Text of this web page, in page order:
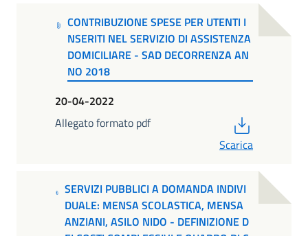
CONTRIBUZIONE SPESE PER UTENTI I
NSERITI NEL SERVIZIO DI ASSISTENZA
DOMICILIARE - SAD DECORRENZA AN
NO 2018
20-04-2022
Allegato formato pdf
Scarica
SERVIZI PUBBLICI A DOMANDA INDIVI
DUALE: MENSA SCOLASTICA, MENSA
ANZIANI, ASILO NIDO - DEFINIZIONE D